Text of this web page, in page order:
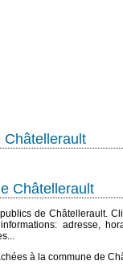
Châtellerault
Châtellerault
de Châtellerault.
adresse,
à la commune de